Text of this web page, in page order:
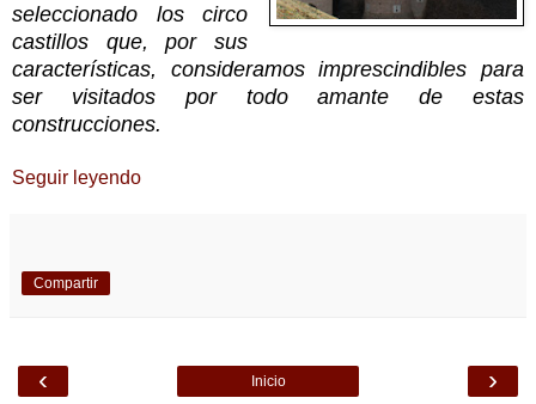
seleccionado los circo
castillos que, por sus
características, consideramos imprescindibles para
ser visitados por todo amante de estas
construcciones.
Seguir leyendo
Compartir
‹ ›
Inicio